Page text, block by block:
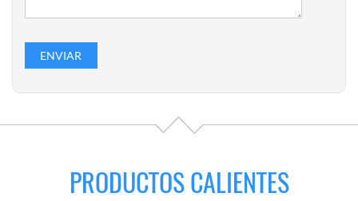
PRODUCTOS CALIENTES